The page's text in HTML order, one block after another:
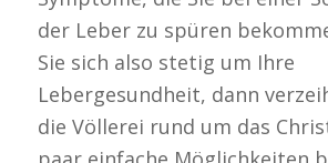
der Leber zu spüren
Sie sich also stetig um Ihre
Lebergesundheit, dann
die Völlerei rund um das